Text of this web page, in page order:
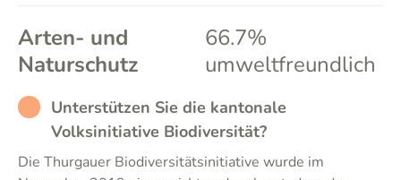
Arten- und
Naturschutz
66.7%
umweltfreundlich
RATHER_BAD
Unterstützen Sie die kantonale
Volksinitiative Biodiversität?
Die Thurgauer Biodiversitätsinitiative wurde im